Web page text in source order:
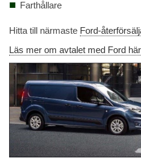
Farthållare
Hitta till närmaste Ford-
Läs mer om avtalet med Ford här